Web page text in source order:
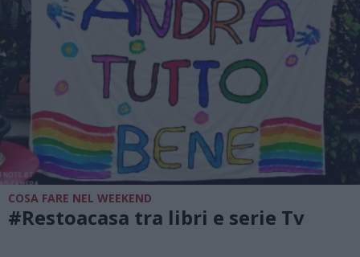
COSA FARE NEL WEEKEND
#Restoacasa tra libri e serie Tv